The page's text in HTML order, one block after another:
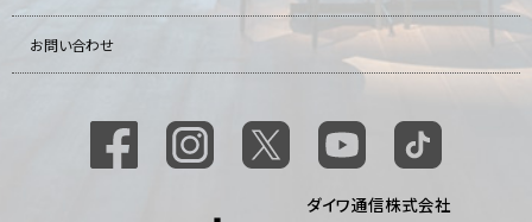
お問い合わせ
ダイワ通信株式会社